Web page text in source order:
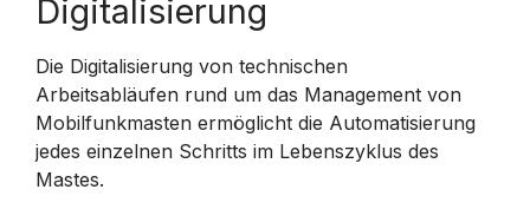
Digitalisierung
Die Digitalisierung von technischen
Arbeitsabläufen rund um das Management von
Mobilfunkmasten ermöglicht die Automatisierung
jedes einzelnen Schritts im Lebenszyklus des
Mastes.